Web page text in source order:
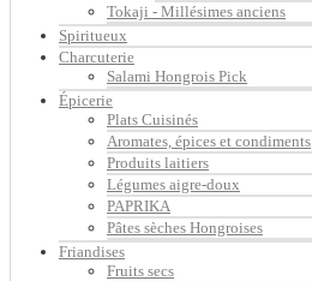
Tokaji - Millésimes anciens
Spiritueux
Charcuterie
Salami Hongrois Pick
Épicerie
Plats Cuisinés
Aromates, épices et condiments
Produits laitiers
Légumes aigre-doux
PAPRIKA
Pâtes sèches Hongroises
Friandises
Fruits secs